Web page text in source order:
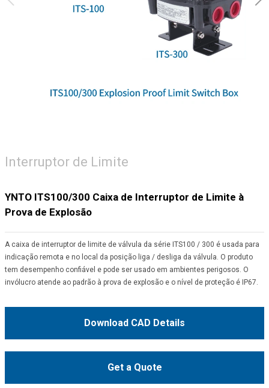
Interruptor de Limite
YNTO ITS100/300 Caixa de Interruptor de Limite à
Prova de Explosão
A caixa de interruptor de limite de válvula da série ITS100 / 300 é usada para
indicação remota e no local da posição liga / desliga da válvula. O produto
tem desempenho confiável e pode ser usado em ambientes perigosos. O
invólucro atende ao padrão à prova de explosão e o nível de proteção é IP67.
Download CAD Details
Get a Quote